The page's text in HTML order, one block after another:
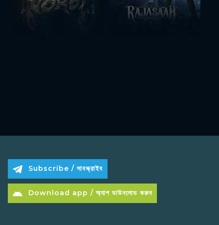
Subscribe / সাবস্ক্রাইব
Download app / অ্যাপ ডাউনলোড করুন